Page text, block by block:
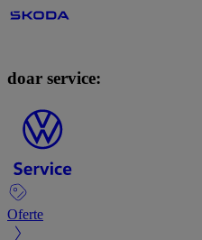
doar service:
Oferte